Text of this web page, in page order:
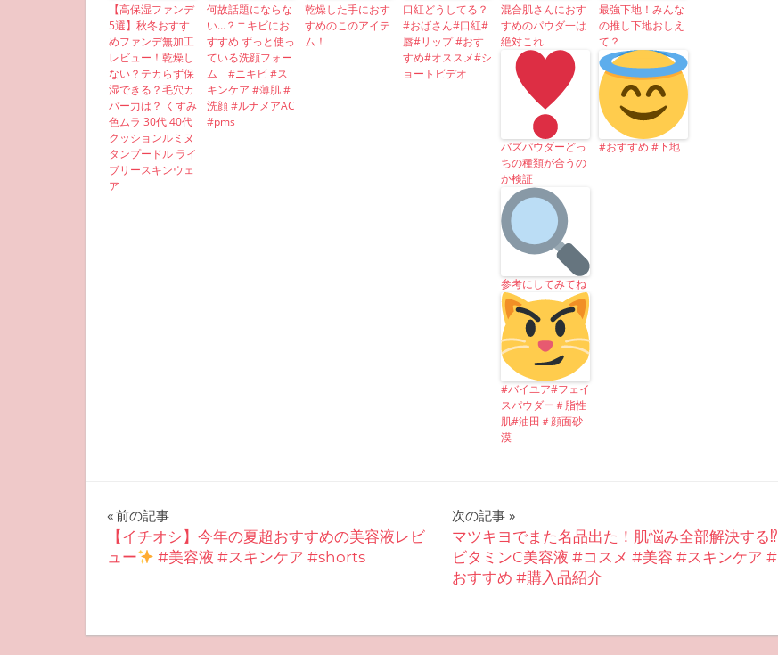
【高保湿ファンデ
5選】秋冬おすす
めファンデ無加工
レビュー！乾燥し
ない？テカらず保
湿できる？毛穴カ
バー力は？ くすみ
色ムラ 30代 40代
クッションルミヌ
タンプードル ライ
ブリースキンウェ
ア
何故話題にならな
い…？ニキビにお
すすめ ずっと使っ
ている洗顔フォー
ム #ニキビ #ス
キンケア #薄肌 #
洗顔 #ルナメアAC
#pms
乾燥した手におす
すめのこのアイテ
ム！
口紅どうしてる？
#おばさん#口紅#
唇#リップ #おす
すめ#オススメ#シ
ョートビデオ
混合肌さんにおす
すめのパウダ一は
絶対これ
バズパウダーどっ
ちの種類が合うの
か検証
参考にしてみてね
#バイユア#フェイ
スパウダー＃脂性
肌#油田＃顔面砂
漠
最強下地！みんな
の推し下地おしえ
て？
#おすすめ #下地
投
稿
前の記事
【イチオシ】今年の夏超おすすめの美容液レビ
ュー
#美容液 #スキンケア #shorts
次の記事
マツキヨでまた名品出た！肌悩み全部解決する⁉︎
ビタミンC美容液 #コスメ #美容 #スキンケア #
おすすめ #購入品紹介
2025-08-05
miyu
おすすめスキンケア